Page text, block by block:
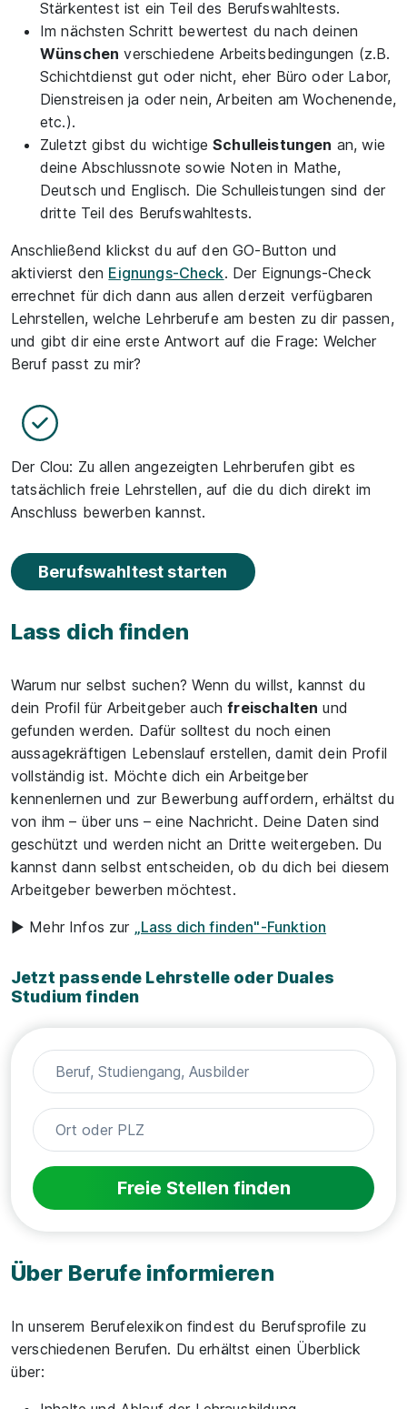
Stärkentest ist ein Teil des Berufswahltests.
Im nächsten Schritt bewertest du nach deinen
Wünschen verschiedene Arbeitsbedingungen (z.B.
Schichtdienst gut oder nicht, eher Büro oder Labor,
Dienstreisen ja oder nein, Arbeiten am Wochenende,
etc.).
Zuletzt gibst du wichtigeSchulleistungen an, wie
deine Abschlussnote sowie Noten in Mathe,
Deutsch und Englisch. Die Schulleistungen sind der
dritte Teil des Berufswahltests.
Anschließend klickst du auf den GO-Button und
aktivierst den Eignungs-Check. Der Eignungs-Check
errechnet für dich dann aus allen derzeit verfügbaren
Lehrstellen, welche Lehrberufe am besten zu dir passen,
und gibt dir eine erste Antwort auf die Frage: Welcher
Beruf passt zu mir?
Der Clou: Zu allen angezeigten Lehrberufen gibt es
tatsächlich freie Lehrstellen, auf die du dich direkt im
Anschluss bewerben kannst.
Berufswahltest starten
Lass dich finden
Warum nur selbst suchen? Wenn du willst, kannst du
dein Profil für Arbeitgeber auchfreischalten und
gefunden werden. Dafür solltest du noch einen
aussagekräftigen Lebenslauf erstellen, damit dein Profil
vollständig ist. Möchte dich ein Arbeitgeber
kennenlernen und zur Bewerbung auffordern, erhältst du
von ihm – über uns – eine Nachricht. Deine Daten sind
geschützt und werden nicht an Dritte weitergeben. Du
kannst dann selbst entscheiden, ob du dich bei diesem
Arbeitgeber bewerben möchtest.
► Mehr Infos zur „Lass dich finden"-Funktion
Jetzt passende Lehrstelle oder Duales
Studium finden
Freie Stellen finden
Über Berufe informieren
In unserem Berufelexikon findest du Berufsprofile zu
verschiedenen Berufen. Du erhältst einen Überblick
über: